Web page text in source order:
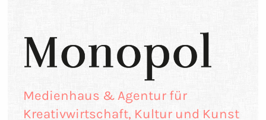
Monopol
Medienhaus & Agentur für
Kreativwirtschaft, Kultur und Kunst